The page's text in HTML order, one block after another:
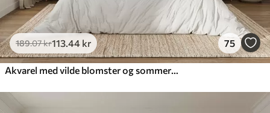
189.07kr113 .44 kr 75